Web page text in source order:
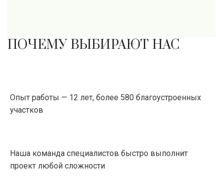
ПОЧЕМУ ВЫБИРАЮТ НАС
Опыт работы — 12 лет, более 580 благоустроенных
участков
Наша команда специалистов быстро выполнит
проект любой сложности